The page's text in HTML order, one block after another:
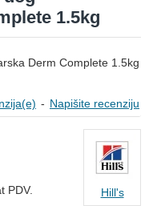
1.5kg
- Napišite recenziju
PDV. Hill's